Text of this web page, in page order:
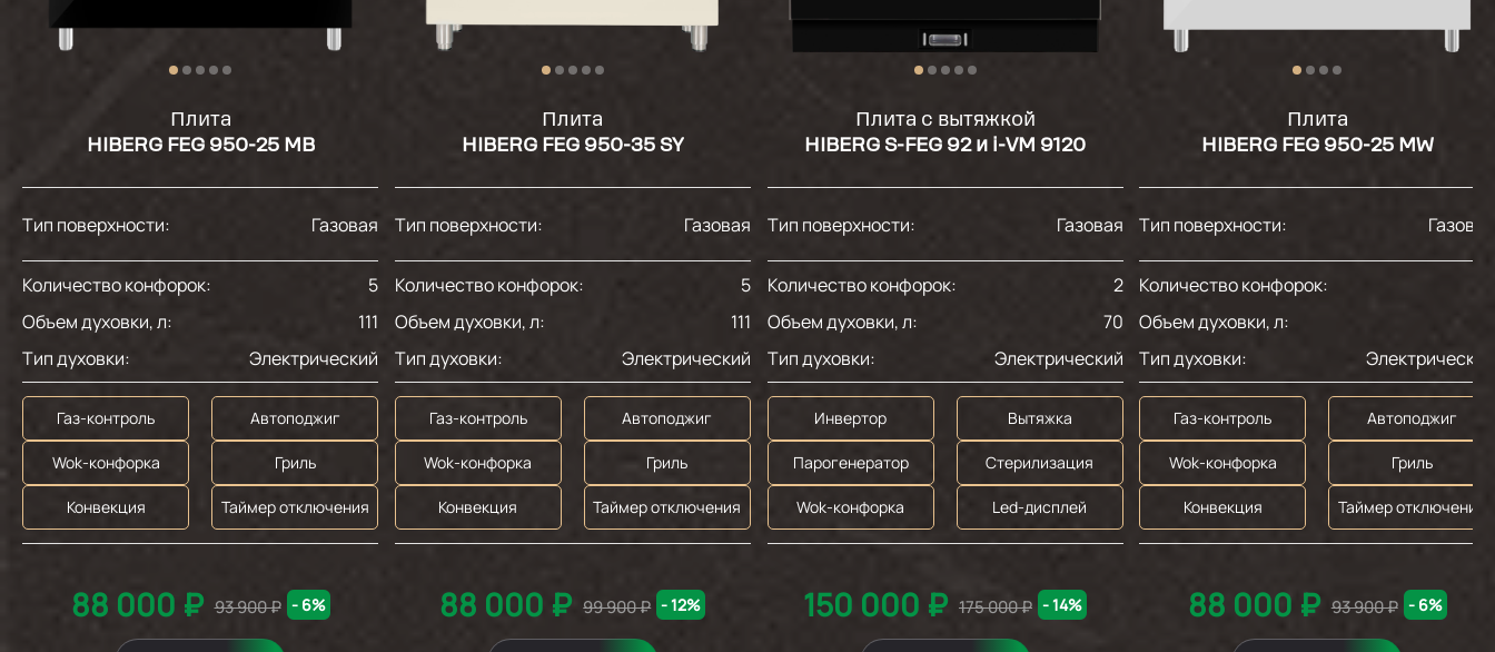
Плита
HIBERG FЕG 950-25 MB
Тип поверхности: Газовая
Количество конфорок:
5
Объем духовки, л:
111
Тип духовки:
Электрический
Газ-контроль Автоподжиг
Wok-конфорка Гриль
Конвекция Таймер отключения
88 000 ₽ 93 900 ₽ - 6%
Плита
HIBERG FЕG 950-35 SY
Тип поверхности: Газовая
Количество конфорок:
5
Объем духовки, л:
111
Тип духовки:
Электрический
Газ-контроль Автоподжиг
Wok-конфорка Гриль
Конвекция Таймер отключения
88 000 ₽ 99 900 ₽ - 12%
Плита с вытяжкой
HIBERG S-FEG 92 и i-VM 9120
Тип поверхности: Газовая
Количество конфорок:
2
Объем духовки, л:
70
Тип духовки:
Электрический
Инвертор Вытяжка
Парогенератор Стерилизация
Wok-конфорка Led-дисплей
150 000 ₽ 175 000 ₽ - 14%
Плита
HIBERG FЕG 950-25 MW
Тип поверхности: Газовая
Количество конфорок:
Объем духовки, л:
Тип духовки:
Электрический
Газ-контроль Автоподжиг
Wok-конфорка Гриль
Конвекция Таймер отключения
88 000 ₽ 93 900 ₽ - 6%